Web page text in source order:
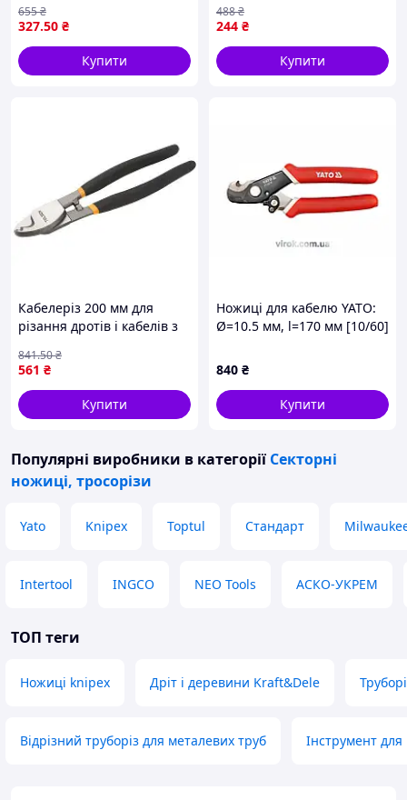
дротів і кабелів
327.50 ₴
655₴
Купити
максимальний діаметр 6
мм
244 ₴
488₴
Купити
Кабелеріз 200 мм для
різання дротів і кабелів з
електриків і монтажників
FLAME
561 ₴
841.50₴
Купити
Ножиці для кабелю YATO:
Ø=10.5 мм, l=170 мм [10/60]
840 ₴
Купити
Популярні виробники в категорії Секторні
ножиці, тросорізи
Yato Knipex Toptul Стандарт
Intertool INGCO NEO Tools АСКО-УКРЕМ
ТОП теги
Ножиці knipex Дріт і деревини Kraft&Dele
Відрізний труборіз для металевих труб Інструмент